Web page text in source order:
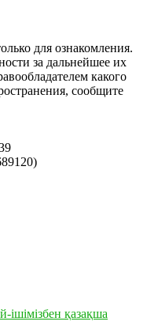
для ознакомления.
за дальнейшее их
какого
сообщите